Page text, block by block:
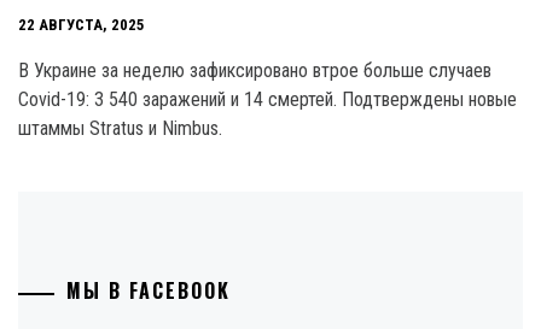
22 АВГУСТА, 2025
В Украине за неделю зафиксировано втрое больше случаев
Covid-19: 3 540 заражений и 14 смертей. Подтверждены новые
штаммы Stratus и Nimbus.
МЫ В FACEBOOK